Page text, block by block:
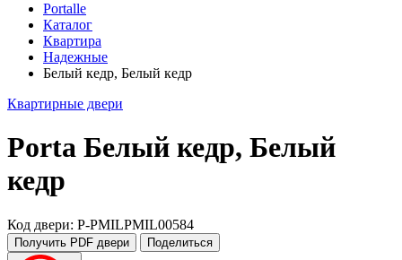
Portalle
Каталог
Квартира
Надежные
Белый кедр, Белый кедр
Квартирные двери
Porta Белый кедр, Белый
кедр
Код двери: P-PMILPMIL00584
Получить PDF двери Поделиться